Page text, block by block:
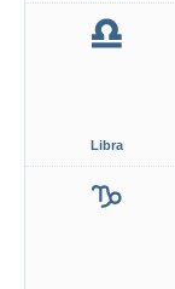
Libra